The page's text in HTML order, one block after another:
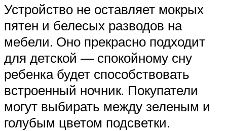
Устройство не оставляет мокрых
пятен и белесых разводов на
мебели. Оно прекрасно подходит
для детской — спокойному сну
ребенка будет способствовать
встроенный ночник. Покупатели
могут выбирать между зеленым и
голубым цветом подсветки.